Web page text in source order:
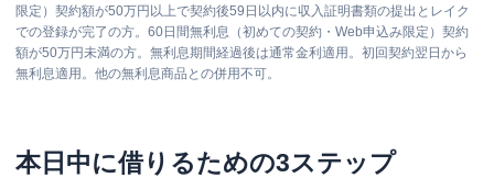
限定）契約額が50万円以上で契約後59日以内に収入証明書類の提出とレイク
での登録が完了の方。60日間無利息（初めての契約・Web申込み限定）契約
額が50万円未満の方。無利息期間経過後は通常金利適用。初回契約翌日から
無利息適用。他の無利息商品との併用不可。
本日中に借りるための3ステップ